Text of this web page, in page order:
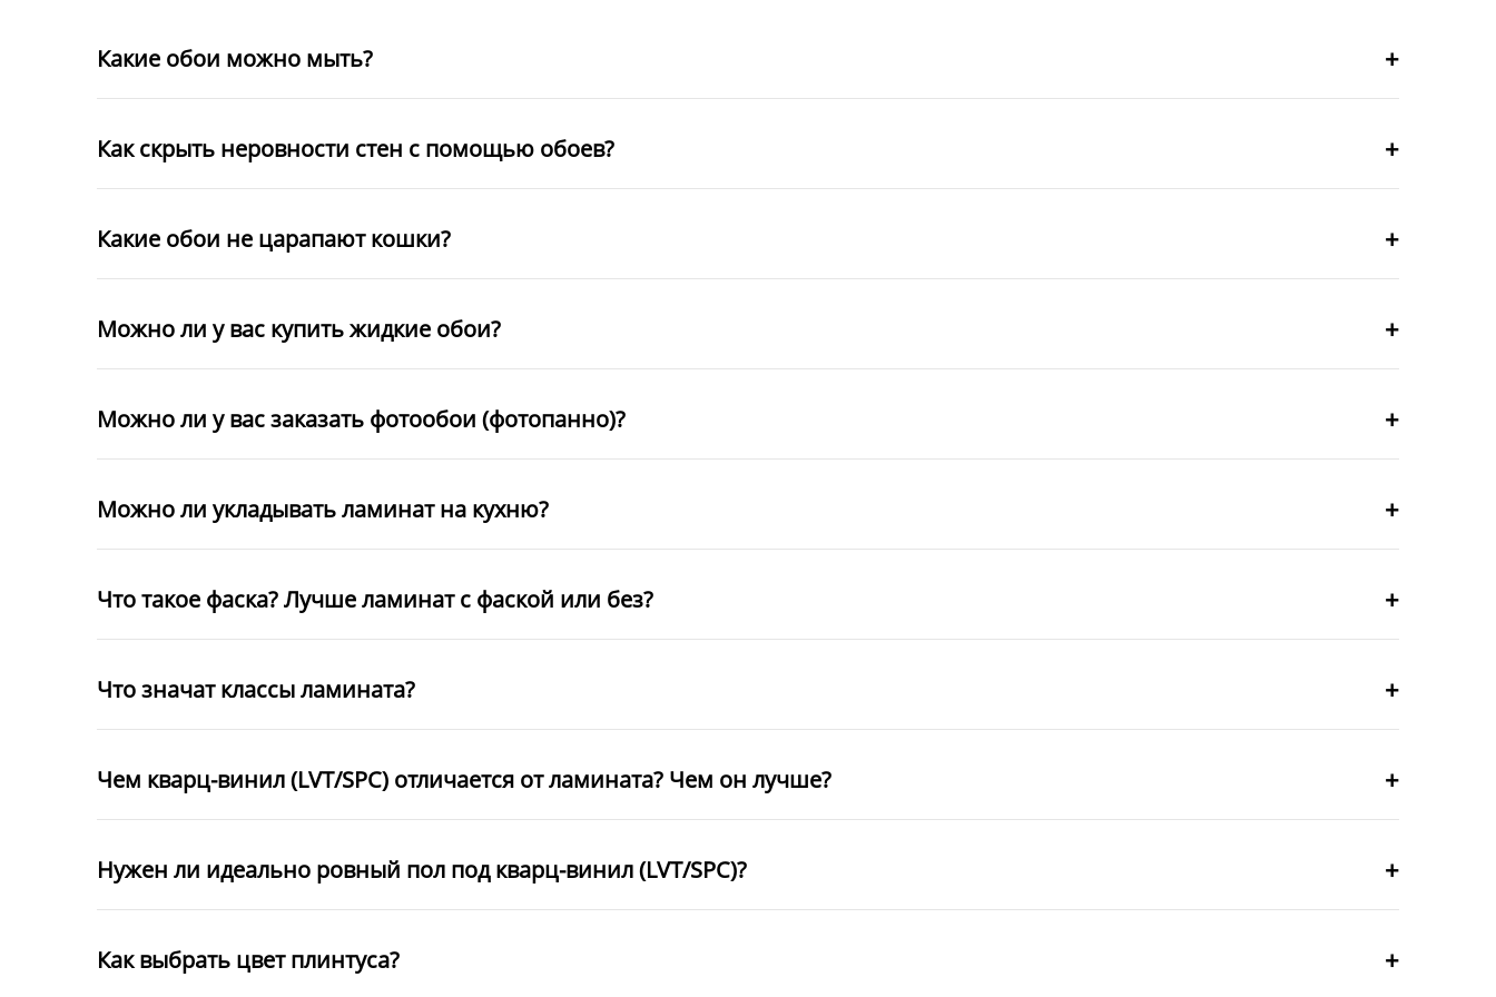
Какие обои можно мыть?
Как скрыть неровности стен с помощью обоев?
Какие обои не царапают кошки?
Можно ли у вас купить жидкие обои?
Можно ли у вас заказать фотообои (фотопанно)?
Можно ли укладывать ламинат на кухню?
Что такое фаска? Лучше ламинат с фаской или без?
Что значат классы ламината?
Чем кварц-винил (LVT/SPC) отличается от ламината? Чем он лучше?
Нужен ли идеально ровный пол под кварц-винил (LVT/SPC)?
Как выбрать цвет плинтуса?